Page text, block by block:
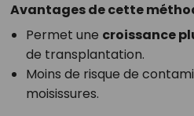
Avantages de cette
Permet une croissance
de transplantation.
Moins de risque de
moisissures.